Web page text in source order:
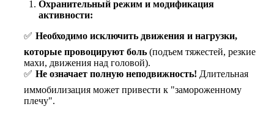
Охранительный режим и модификация
активности:
Необходимо исключить движения и нагрузки,
которые провоцируют боль (подъем тяжестей, резкие
махи, движения над головой).
Не означает полную неподвижность! Длительная
иммобилизация может привести к "замороженному
плечу".